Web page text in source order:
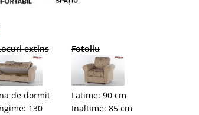
extins
de dormit
130
Fotoliu
Latime: 90 cm
Inaltime: 85 cm